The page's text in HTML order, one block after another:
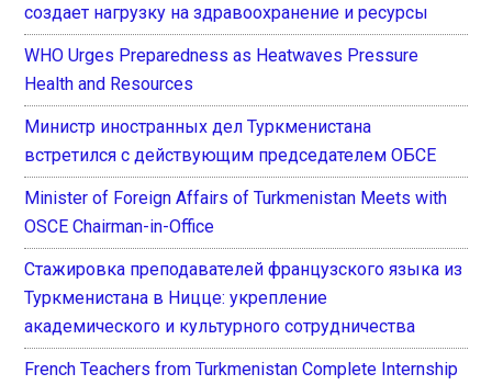
создает нагрузку на здравоохранение и ресурсы
WHO Urges Preparedness as Heatwaves Pressure
Health and Resources
Министр иностранных дел Туркменистана
встретился с действующим председателем ОБСЕ
Minister of Foreign Affairs of Turkmenistan Meets with
OSCE Chairman-in-Office
Стажировка преподавателей французского языка из
Туркменистана в Ницце: укрепление
академического и культурного сотрудничества
French Teachers from Turkmenistan Complete Internship